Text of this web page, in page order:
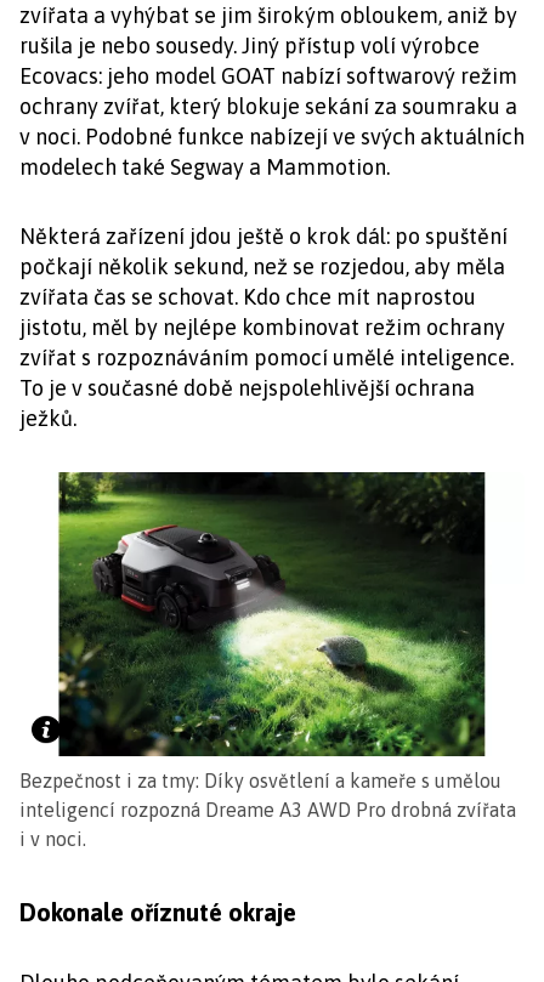
zvířata a vyhýbat se jim širokým obloukem, aniž by
rušila je nebo sousedy. Jiný přístup volí výrobce
Ecovacs: jeho model GOAT nabízí softwarový režim
ochrany zvířat, který blokuje sekání za soumraku a
v noci. Podobné funkce nabízejí ve svých aktuálních
modelech také Segway a Mammotion.
Některá zařízení jdou ještě o krok dál: po spuštění
počkají několik sekund, než se rozjedou, aby měla
zvířata čas se schovat. Kdo chce mít naprostou
jistotu, měl by nejlépe kombinovat režim ochrany
zvířat s rozpoznáváním pomocí umělé inteligence.
To je v současné době nejspolehlivější ochrana
ježků.
Bezpečnost i za tmy: Díky osvětlení a kameře s umělou
inteligencí rozpozná Dreame A3 AWD Pro drobná zvířata
i v noci.
Dokonale oříznuté okraje